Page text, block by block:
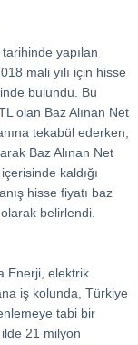
yapılan
mali yılı için hisse
bulundu. Bu
olan Baz Alınan Net
tekabül ederken,
Baz Alınan Net
kaldığı
hisse fiyatı baz
belirlendi.
Enerji, elektrik
iş kolunda, Türkiye
tabi bir
21 milyon